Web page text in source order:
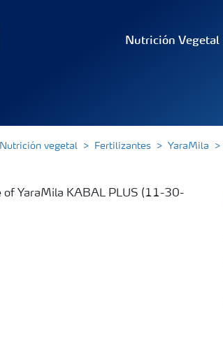
Nutrición Vegetal
Nutrición vegetal Fertilizantes YaraMila